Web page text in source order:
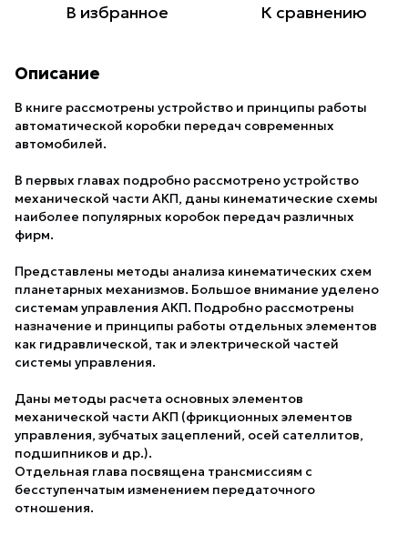
В избранное К сравнению
Описание
В книге рассмотрены устройство и принципы работы
автоматической коробки передач современных
автомобилей.
В первых главах подробно рассмотрено устройство
механической части АКП, даны кинематические схемы
наиболее популярных коробок передач различных
фирм.
Представлены методы анализа кинематических схем
планетарных механизмов. Большое внимание уделено
системам управления АКП. Подробно рассмотрены
назначение и принципы работы отдельных элементов
как гидравлической, так и электрической частей
системы управления.
Даны методы расчета основных элементов
механической части АКП (фрикционных элементов
управления, зубчатых зацеплений, осей сателлитов,
подшипников и др.).
Отдельная глава посвящена трансмиссиям с
бесступенчатым изменением передаточного
отношения.